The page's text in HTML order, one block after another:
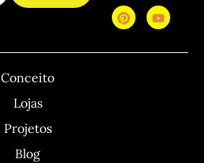
Conceito
Lojas
Projetos
Blog